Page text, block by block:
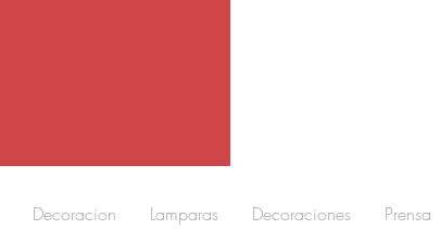
Decoracion Lamparas Decoraciones Prensa